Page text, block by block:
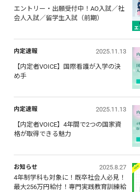
エントリー・出願受付中！AO入試／社
会人入試／留学生入試（前期）
内定速報 2025.11.13
【内定者VOICE】国際看護が入学の決
め手
内定速報 2025.11.13
【内定者VOICE】4年間で2つの国家資
格が取得できる魅力
お知らせ
2025.8.27
4年制学科も対象に！既卒社会人必見！
最大256万円給付！専門実践教育訓練給